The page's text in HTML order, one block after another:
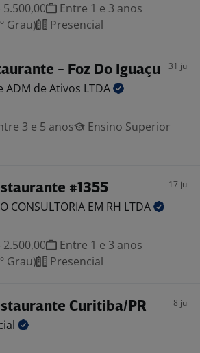
5.500,00
Entre 1 e 3 anos
Grau)
Presencial
- Foz Do Iguaçu 31 jul
ADM de Ativos LTDA
3 e 5 anos
Ensino Superior
#1355 17 jul
CONSULTORIA EM RH LTDA
2.500,00
Entre 1 e 3 anos
Grau)
Presencial
Curitiba/PR 8 jul